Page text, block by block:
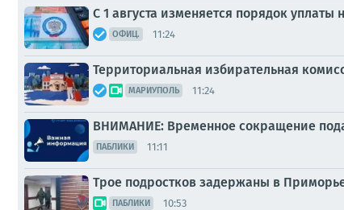
С 1 августа изменяется порядок
ОФИЦ. 11:24
Территориальная избирательная
МАРИУПОЛЬ 11:24
ВНИМАНИЕ: Временное сокращение
ПАБЛИКИ 11:11
Трое подростков задержаны в
ПАБЛИКИ 10:53